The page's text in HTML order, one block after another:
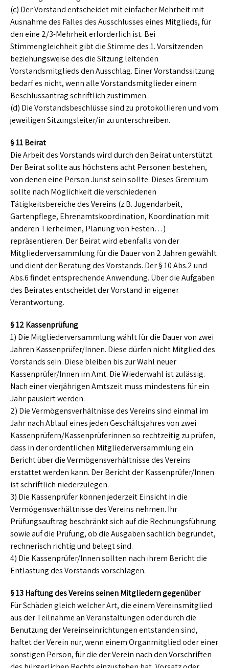
(c) Der Vorstand entscheidet mit einfacher Mehrheit mit
Ausnahme des Falles des Ausschlusses eines Mitglieds, für
den eine 2/3-Mehrheit erforderlich ist. Bei
Stimmengleichheit gibt die Stimme des 1. Vorsitzenden
beziehungsweise des die Sitzung leitenden
Vorstandsmitglieds den Ausschlag. Einer Vorstandssitzung
bedarf es nicht, wenn alle Vorstandsmitglieder einem
Beschlussantrag schriftlich zustimmen.
(d) Die Vorstandsbeschlüsse sind zu protokollieren und vom
jeweiligen Sitzungsleiter/in zu unterschreiben.
§ 11 Beirat
Die Arbeit des Vorstands wird durch den Beirat unterstützt.
Der Beirat sollte aus höchstens acht Personen bestehen,
von denen eine Person Jurist sein sollte. Dieses Gremium
sollte nach Möglichkeit die verschiedenen
Tätigkeitsbereiche des Vereins (z.B. Jugendarbeit,
Gartenpflege, Ehrenamtskoordination, Koordination mit
anderen Tierheimen, Planung von Festen…)
repräsentieren. Der Beirat wird ebenfalls von der
Mitgliederversammlung für die Dauer von 2 Jahren gewählt
und dient der Beratung des Vorstands. Der § 10 Abs.2 und
Abs.6 findet entsprechende Anwendung. Über die Aufgaben
des Beirates entscheidet der Vorstand in eigener
Verantwortung.
§ 12 Kassenprüfung
1) Die Mitgliederversammlung wählt für die Dauer von zwei
Jahren Kassenprüfer/Innen. Diese dürfen nicht Mitglied des
Vorstands sein. Diese bleiben bis zur Wahl neuer
Kassenprüfer/Innen im Amt. Die Wiederwahl ist zulässig.
Nach einer vierjährigen Amtszeit muss mindestens für ein
Jahr pausiert werden.
2) Die Vermögensverhältnisse des Vereins sind einmal im
Jahr nach Ablauf eines jeden Geschäftsjahres von zwei
Kassenprüfern/Kassenprüferinnen so rechtzeitig zu prüfen,
dass in der ordentlichen Mitgliederversammlung ein
Bericht über die Vermögensverhältnisse des Vereins
erstattet werden kann. Der Bericht der Kassenprüfer/Innen
ist schriftlich niederzulegen.
3) Die Kassenprüfer können jederzeit Einsicht in die
Vermögensverhältnisse des Vereins nehmen. Ihr
Prüfungsauftrag beschränkt sich auf die Rechnungsführung
sowie auf die Prüfung, ob die Ausgaben sachlich begründet,
rechnerisch richtig und belegt sind.
4) Die Kassenprüfer/Innen sollten nach ihrem Bericht die
Entlastung des Vorstands vorschlagen.
§ 13 Haftung des Vereins seinen Mitgliedern gegenüber
Für Schäden gleich welcher Art, die einem Vereinsmitglied
aus der Teilnahme an Veranstaltungen oder durch die
Benutzung der Vereinseinrichtungen entstanden sind,
haftet der Verein nur, wenn einem Organmitglied oder einer
sonstigen Person, für die der Verein nach den Vorschriften